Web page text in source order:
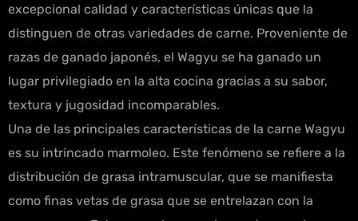
excepcional calidad y características únicas que la
distinguen de otras variedades de carne. Proveniente de
razas de ganado japonés, el Wagyu se ha ganado un
lugar privilegiado en la alta cocina gracias a su sabor,
textura y jugosidad incomparables.
Una de las principales características de la carne Wagyu
es su intrincado marmoleo. Este fenómeno se refiere a la
distribución de grasa intramuscular, que se manifiesta
como finas vetas de grasa que se entrelazan con la